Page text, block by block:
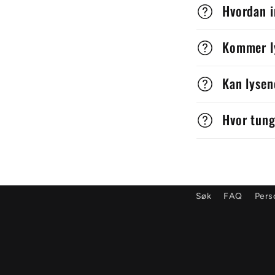
a
m
m
n
e
g
Hvordan
Kommer
Kan
Hvor
Søk FAQ